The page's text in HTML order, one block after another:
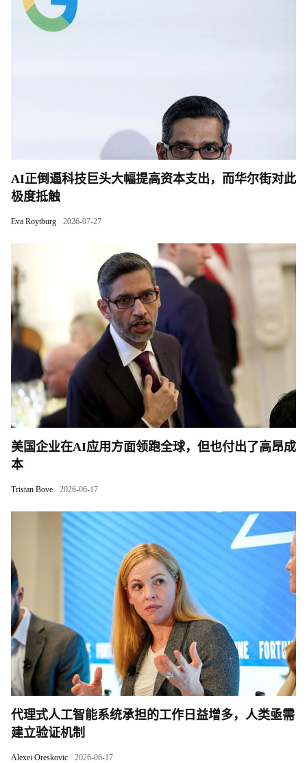
AI正倒逼科技巨头大幅提高资本支出，而华尔街对此
极度抵触
Eva Roytburg 2026-07-27
美国企业在AI应用方面领跑全球，但也付出了高昂成
本
Tristan Bove 2026-06-17
代理式人工智能系统承担的工作日益增多，人类亟需
建立验证机制
Alexei Oreskovic 2026-06-17